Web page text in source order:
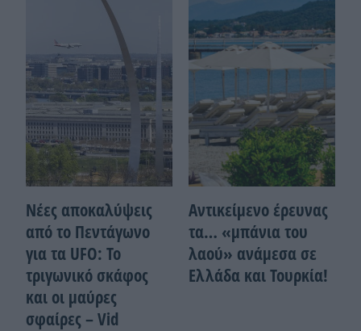
Νέες αποκαλύψεις
από το Πεντάγωνο
για τα UFO: Το
τριγωνικό σκάφος
και οι μαύρες
σφαίρες – Vid
Αντικείμενο έρευνας
τα… «μπάνια του
λαού» ανάμεσα σε
Ελλάδα και Τουρκία!